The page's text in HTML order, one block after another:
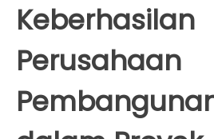
Keberhasilan
Perusahaan